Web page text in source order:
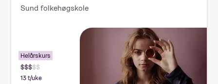
Sund folkehøgskole
Helårskurs
13 t/uke